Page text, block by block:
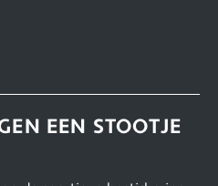
EEN STOOTJE